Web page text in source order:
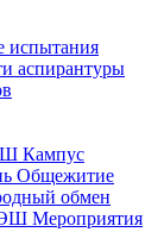
испытания
аспирантуры
Кампус
Общежитие
обмен
Мероприятия